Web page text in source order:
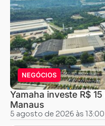
NEGÓCIOS
Yamaha investe R$
Manaus
5 agosto de 2026 às 13:00